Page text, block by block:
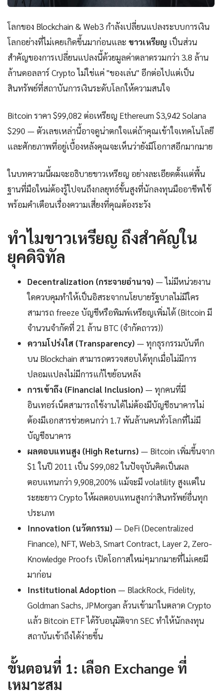
โลกของ Blockchain & Web3 กำลังเปลี่ยนแปลงระบบการเงิน
โลกอย่างที่ไม่เคยเกิดขึ้นมาก่อนและ ขาวเหรียญ เป็นส่วน
สำคัญของการเปลี่ยนแปลงนี้ด้วยมูลค่าตลาดรวมกว่า 3.8 ล้าน
ล้านดอลลาร์ Crypto ไม่ใช่แค่ "ของเล่น" อีกต่อไปแต่เป็น
สินทรัพย์ที่สถาบันการเงินระดับโลกให้ความสนใจ
Bitcoin ราคา $99,082 ต่อเหรียญ Ethereum $3,942 Solana
$290 — ตัวเลขเหล่านี้อาจดูน่าตกใจแต่ถ้าคุณเข้าใจเทคโนโลยี
และศักยภาพที่อยู่เบื้องหลังคุณจะเห็นว่ายังมีโอกาสอีกมากมาย
ในบทความนี้ผมจะอธิบายขาวเหรียญ อย่างละเอียดตั้งแต่พื้น
ฐานที่มือใหม่ต้องรู้ไปจนถึงกลยุทธ์ขั้นสูงที่นักลงทุนมืออาชีพใช้
พร้อมคำเตือนเรื่องความเสี่ยงที่คุณต้องระวัง
ทำไมขาวเหรียญ ถึงสำคัญใน
ยุคดิจิทัล
Decentralization (กระจายอำนาจ) — ไม่มีหน่วยงาน
ใดควบคุมทำให้เป็นอิสระจากนโยบายรัฐบาลไม่มีใคร
สามารถ freeze บัญชีหรือพิมพ์เหรียญเพิ่มได้ (Bitcoin มี
จำนวนจำกัดที่ 21 ล้าน BTC (จำกัดถาวร))
ความโปร่งใส (Transparency) — ทุกธุรกรรมบันทึก
บน Blockchain สามารถตรวจสอบได้ทุกเมื่อไม่มีการ
ปลอมแปลงไม่มีการแก้ไขย้อนหลัง
การเข้าถึง (Financial Inclusion) — ทุกคนที่มี
อินเทอร์เน็ตสามารถใช้งานได้ไม่ต้องมีบัญชีธนาคารไม่
ต้องมีเอกสารช่วยคนกว่า 1.7 พันล้านคนทั่วโลกที่ไม่มี
บัญชีธนาคาร
ผลตอบแทนสูง (High Returns) — Bitcoin เพิ่มขึ้นจาก
$1 ในปี 2011 เป็น $99,082 ในปัจจุบันคิดเป็นผล
ตอบแทนกว่า 9,908,200% แม้จะมี volatility สูงแต่ใน
ระยะยาว Crypto ให้ผลตอบแทนสูงกว่าสินทรัพย์อื่นทุก
ประเภท
Innovation (นวัตกรรม) — DeFi (Decentralized
Finance), NFT, Web3, Smart Contract, Layer 2, Zero-
Knowledge Proofs เปิดโอกาสใหม่ๆมากมายที่ไม่เคยมี
มาก่อน
Institutional Adoption — BlackRock, Fidelity,
Goldman Sachs, JPMorgan ล้วนเข้ามาในตลาด Crypto
แล้ว Bitcoin ETF ได้รับอนุมัติจาก SEC ทำให้นักลงทุน
สถาบันเข้าถึงได้ง่ายขึ้น
ขั้นตอนที่ 1: เลือก Exchange ที่
เหมาะสม